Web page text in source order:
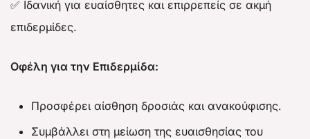
✅ Ιδανική για ευαίσθητες και επιρρεπείς σε ακμή
επιδερμίδες.
Οφέλη για την Επιδερμίδα:
Προσφέρει αίσθηση δροσιάς και ανακούφισης.
Συμβάλλει στη μείωση της ευαισθησίας του